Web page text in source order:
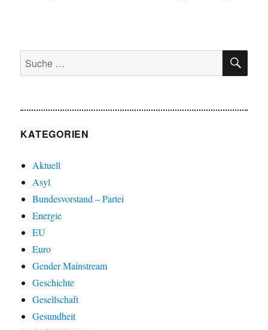
Suche
nach:
KATEGORIEN
Aktuell
Asyl
Bundesvorstand – Partei
Energie
EU
Euro
Gender Mainstream
Geschichte
Gesellschaft
Gesundheit